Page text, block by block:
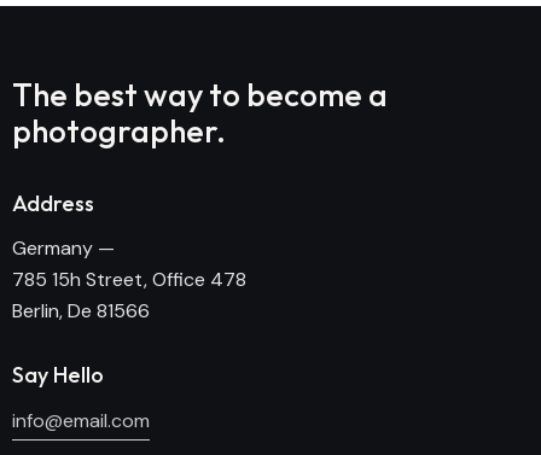
The best way to become a
photographer.
Address
Germany —
785 15h Street, Office 478
Berlin, De 81566
Say Hello
info@email.com